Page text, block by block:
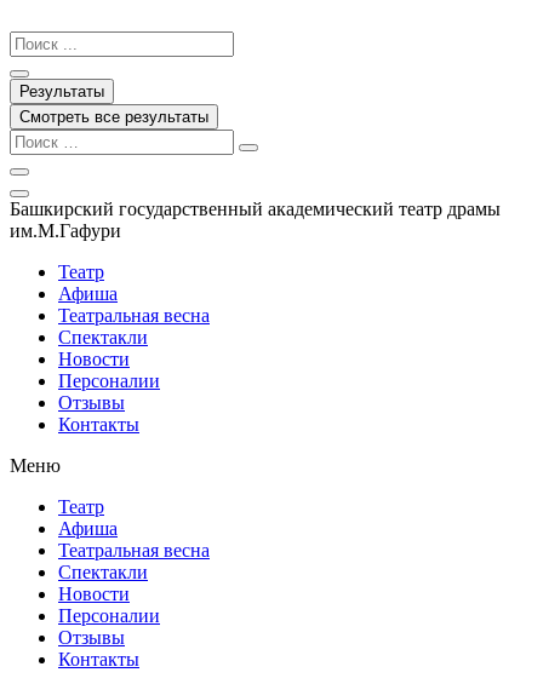
к
содержимому
Search
...
Результаты
Смотреть все результаты
Башкирский государственный академический театр драмы
им.М.Гафури
Театр
Афиша
Театральная весна
Спектакли
Новости
Персоналии
Отзывы
Контакты
Меню
Театр
Афиша
Театральная весна
Спектакли
Новости
Персоналии
Отзывы
Контакты